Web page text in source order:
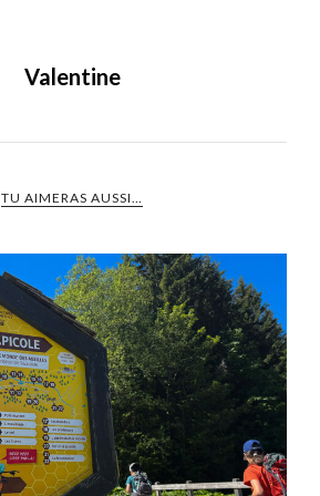
Valentine
TU AIMERAS AUSSI…